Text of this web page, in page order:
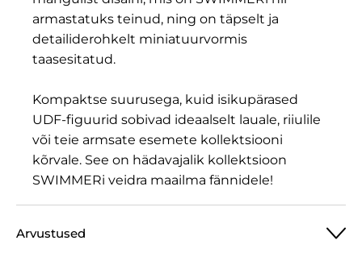
armastatuks teinud, ning on täpselt ja
detailiderohkelt miniatuurvormis
taasesitatud.
Kompaktse suurusega, kuid isikupärased
UDF-figuurid sobivad ideaalselt lauale, riiulile
või teie armsate esemete kollektsiooni
kõrvale. See on hädavajalik kollektsioon
SWIMMERi veidra maailma fännidele!
Arvustused